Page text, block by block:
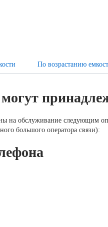
По возрастанию
на обслуживание следующим
большого оператора связи):